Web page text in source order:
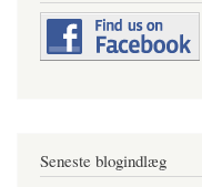
Seneste blogindlæg